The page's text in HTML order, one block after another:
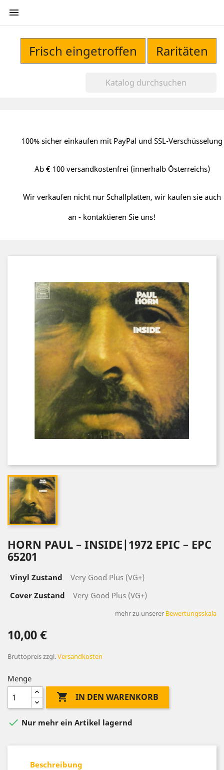

Frisch eingetroffen Raritäten
100% sicher einkaufen mit PayPal und SSL-Verschüsselung
Ab € 100 versandkostenfrei (innerhalb Österreichs)
Wir verkaufen nicht nur Schallplatten, wir kaufen sie auch
an - kontaktieren Sie uns!
HORN ‎PAUL – INSIDE|1972 EPIC ‎– EPC
65201
Vinyl Zustand
Very Good Plus (VG+)
Cover Zustand
Very Good Plus (VG+)
mehr zu unserer Bewertungsskala
10,00 €
Bruttopreiszzgl.Versandkosten
Menge
 IN DEN WARENKORB
 Nur mehr ein Artikel lagernd
Beschreibung